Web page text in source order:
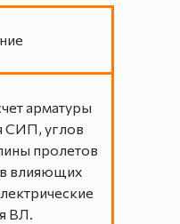
арматуры
СИП, углов
пролетов
влияющих
ВЛ.